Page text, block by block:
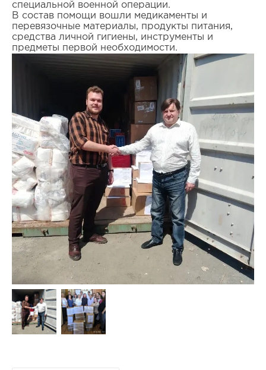
специальной военной операции.
В состав помощи вошли медикаменты и
перевязочные материалы, продукты питания,
средства личной гигиены, инструменты и
предметы первой необходимости.